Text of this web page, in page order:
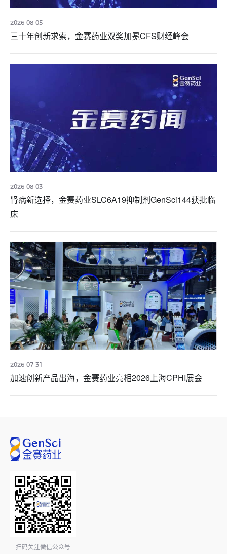
2026-08-05
三十年创新求索，金赛药业双奖加冕CFS财经峰会
2026-08-03
肾病新选择，金赛药业SLC6A19抑制剂GenSci144获批临
床
2026-07-31
加速创新产品出海，金赛药业亮相2026上海CPHI展会
扫码关注微信公众号